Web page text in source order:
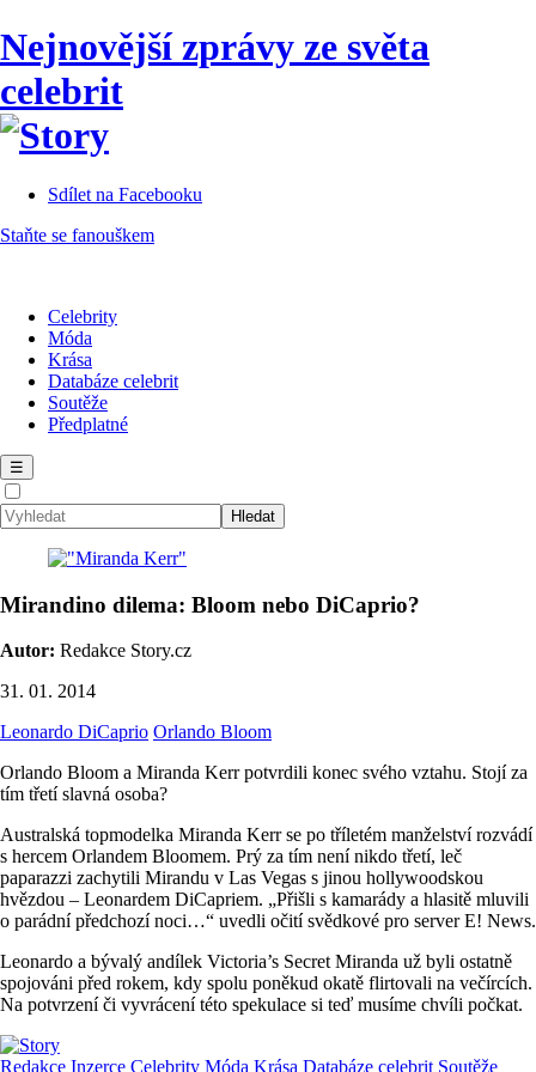
Nejnovější zprávy ze světa
celebrit
Sdílet na Facebooku
Staňte se fanouškem
Celebrity
Móda
Krása
Databáze celebrit
Soutěže
Předplatné
☰
Mirandino dilema: Bloom nebo DiCaprio?
Autor: Redakce Story.cz
31. 01. 2014
Leonardo DiCaprio Orlando Bloom
Orlando Bloom a Miranda Kerr potvrdili konec svého vztahu. Stojí za
tím třetí slavná osoba?
Australská topmodelka Miranda Kerr se po tříletém manželství rozvádí
s hercem Orlandem Bloomem. Prý za tím není nikdo třetí, leč
paparazzi zachytili Mirandu v Las Vegas s jinou hollywoodskou
hvězdou – Leonardem DiCapriem. „Přišli s kamarády a hlasitě mluvili
o parádní předchozí noci…“ uvedli očití svědkové pro server E! News.
Leonardo a bývalý andílek Victoria’s Secret Miranda už byli ostatně
spojováni před rokem, kdy spolu poněkud okatě flirtovali na večírcích.
Na potvrzení či vyvrácení této spekulace si teď musíme chvíli počkat.
Redakce Inzerce Celebrity Móda Krása Databáze celebrit Soutěže